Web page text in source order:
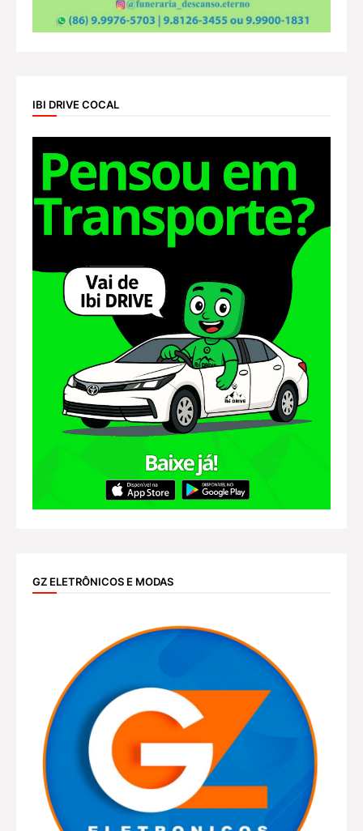
IBI DRIVE COCAL
GZ ELETRÔNICOS E MODAS